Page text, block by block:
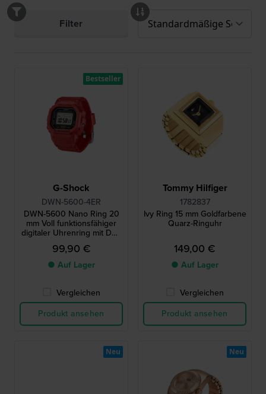
Filter
G-Shock
DWN-5600-4ER
DWN-5600 Nano Ring 20
mm Voll funktionsfähiger
digitaler Uhrenring mit DW-
5600 Design
99,90 €
● Auf Lager
Vergleichen
Produkt ansehen
Bestseller
Tommy Hilfiger
1782837
Ivy Ring 15 mm Goldfarbene
Quarz-Ringuhr
149,00 €
● Auf Lager
Vergleichen
Produkt ansehen
Neu Neu